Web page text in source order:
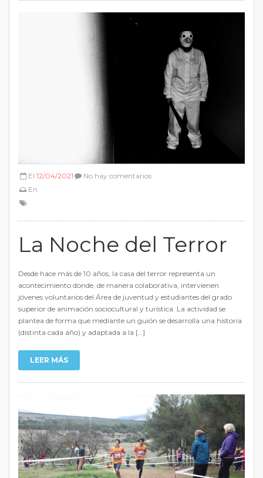
El 12/04/2021
En
No hay comentarios
La Noche del Terror
Desde hace más de 10 años, la casa del terror representa un
acontecimiento donde, de manera colaborativa, intervienen
jóvenes voluntarios del Área de juventud y estudiantes del grado
superior de animación sociocultural y turística. La actividad se
plantea de forma que mediante un guión se desarrolla una historia
(distinta cada año) y adaptada a la […]
LEER MÁS